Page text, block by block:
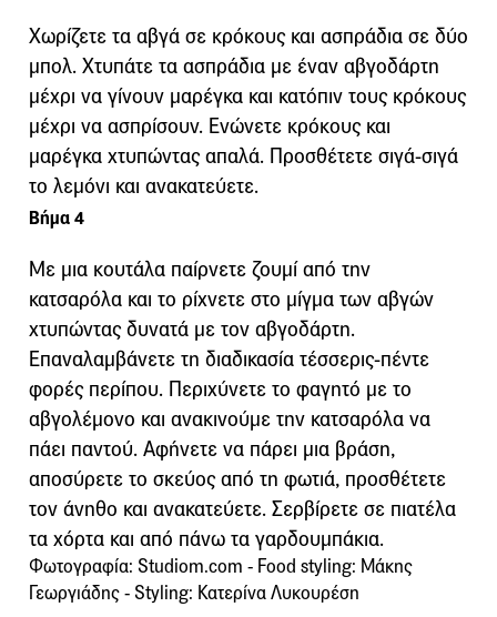
Χωρίζετε τα αβγά σε κρόκους και ασπράδια σε δύο
μπολ. Χτυπάτε τα ασπράδια με έναν αβγοδάρτη
μέχρι να γίνουν μαρέγκα και κατόπιν τους κρόκους
μέχρι να ασπρίσουν. Ενώνετε κρόκους και
μαρέγκα χτυπώντας απαλά. Προσθέτετε σιγά-σιγά
το λεμόνι και ανακατεύετε.
Βήμα 4
Με μια κουτάλα παίρνετε ζουμί από την
κατσαρόλα και το ρίχνετε στο μίγμα των αβγών
χτυπώντας δυνατά με τον αβγοδάρτη.
Επαναλαμβάνετε τη διαδικασία τέσσερις-πέντε
φορές περίπου. Περιχύνετε το φαγητό με το
αβγολέμονο και ανακινούμε την κατσαρόλα να
πάει παντού. Αφήνετε να πάρει μια βράση,
αποσύρετε το σκεύος από τη φωτιά, προσθέτετε
τον άνηθο και ανακατεύετε. Σερβίρετε σε πιατέλα
τα χόρτα και από πάνω τα γαρδουμπάκια.
Φωτογραφία: Studiom.com - Food styling: Μάκης
Γεωργιάδης - Styling: Κατερίνα Λυκουρέση